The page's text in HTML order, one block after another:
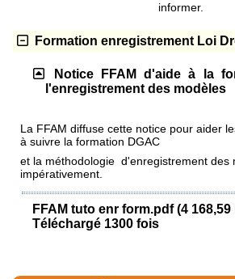
informer.
Formation enregistrement Loi
Notice FFAM d'aide à la
l'enregistrement des modèles
La FFAM diffuse cette notice pour aider
à suivre la formation DGAC
et la méthodologie d'enregistrement des
impérativement.
FFAM tuto enr form.pdf (4 168,59
Téléchargé 1300 fois